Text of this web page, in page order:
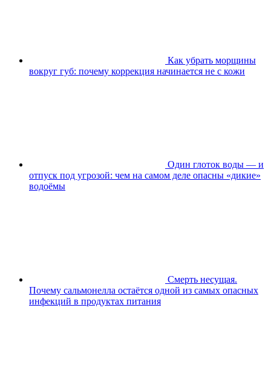
Как убрать морщины
вокруг губ: почему коррекция начинается не с кожи
Один глоток воды — и
отпуск под угрозой: чем на самом деле опасны «дикие»
водоёмы
Смерть несущая.
Почему сальмонелла остаётся одной из самых опасных
инфекций в продуктах питания